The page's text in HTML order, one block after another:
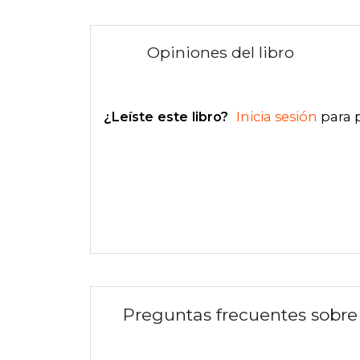
Opiniones del libro
¿Leíste este libro? Inicia sesión para
Preguntas frecuentes